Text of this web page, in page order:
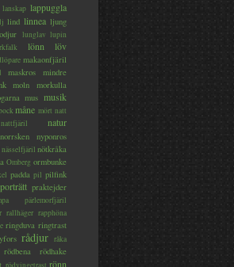
lanskap lappuggla
lind linnea ljung
lunglav lupin
lönn löv
makaonfjäril
maskros
mindre
moln morkulla
mus musik
måne mört natt
nattfjäril natur
norrsken nyponros
nässelfjäril nötkråka
Omberg ormbunke
padda pil pilfink
porträtt praktejder
pärlemorfjäril
rallhäger rapphöna
ringduva ringtrast
rådjur råka
rödbena rödhake
rönn